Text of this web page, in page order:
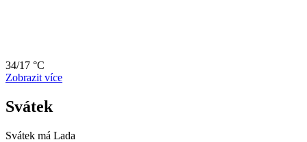
34/17 °C
Zobrazit více
Svátek
Svátek má Lada